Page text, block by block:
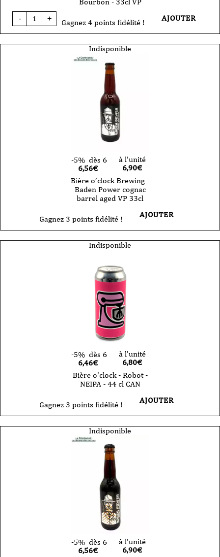
-
quantité
de
-
+ Gagnez 4 points fidélité ! AJOUTER
Indisponible
-5% dès 6
6,56€
à l'unité
6,90€
Bière o’clock Brewing -
Baden Power cognac
barrel aged VP 33cl
Gagnez 3 points fidélité ! AJOUTER
Indisponible
-5% dès 6
6,46€
à l'unité
6,80€
Bière o'clock - Robot -
NEIPA - 44 cl CAN
Gagnez 3 points fidélité ! AJOUTER
Indisponible
-5% dès 6
6,56€
à l'unité
6,90€